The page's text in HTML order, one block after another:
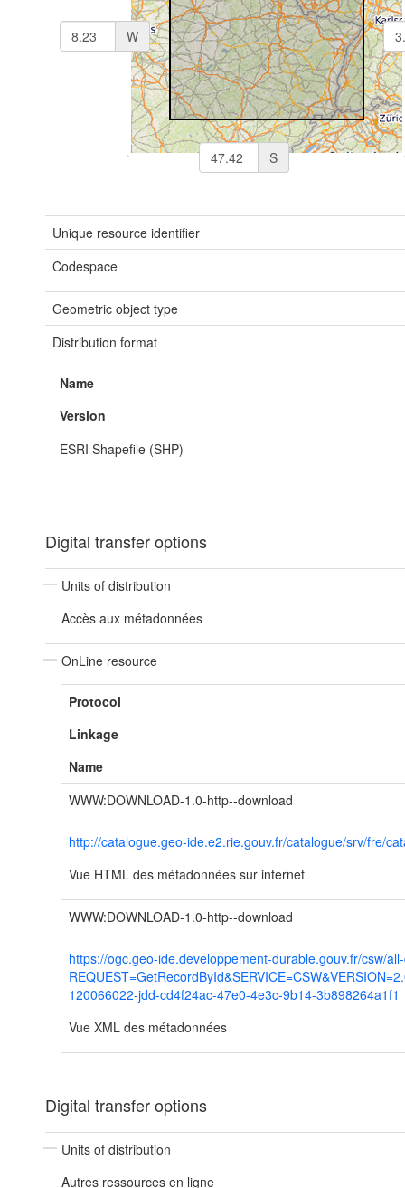
S
W
Unique resource identifier
Codespace
Geometric object type
Distribution format
Name
Version
ESRI Shapefile (SHP)
Digital transfer options
Units of distribution
Accès aux métadonnées
OnLine resource
Protocol
Linkage
Name
WWW:DOWNLOAD-1.0-http--download
http://catalogue.geo-ide.e2.rie.gouv.fr/catalogue/srv/fre/
Vue HTML des métadonnées sur internet
WWW:DOWNLOAD-1.0-http--download
https://ogc.geo-ide.developpement-durable.gouv.fr/csw/
120066022-jdd-cd4f24ac-47e0-4e3c-9b14-3b898264a1f1
Vue XML des métadonnées
Digital transfer options
Units of distribution
Autres ressources en ligne